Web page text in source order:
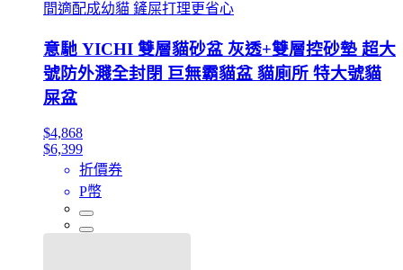
間適配成幼貓 鏟屎打理更省心
意馳 YICHI 雙層貓砂盆 灰透+雙層控砂墊 超大
號防外濺全封閉 巨無霸貓盆 貓廁所 特大號貓
屎盆
$4,868
$6,399
折價券
P幣